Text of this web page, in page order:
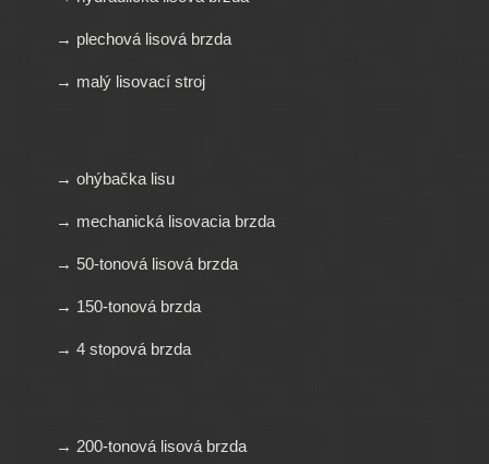
→ plechová lisová brzda
→ malý lisovací stroj
→ ohýbačka lisu
→ mechanická lisovacia brzda
→ 50-tonová lisová brzda
→ 150-tonová brzda
→ 4 stopová brzda
→ 200-tonová lisová brzda